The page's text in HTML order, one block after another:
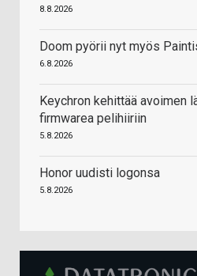
8.8.2026
Doom pyörii nyt myös
6.8.2026
Keychron kehittää avoimen
firmwarea pelihiiriin
5.8.2026
Honor uudisti logonsa
5.8.2026